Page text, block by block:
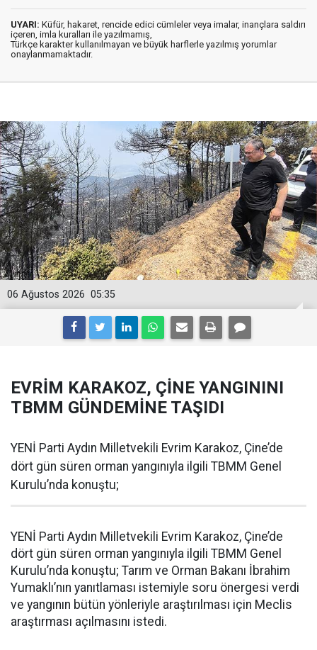
UYARI: Küfür, hakaret, rencide edici cümleler veya imalar, inançlara saldırı
içeren, imla kuralları ile yazılmamış,
Türkçe karakter kullanılmayan ve büyük harflerle yazılmış yorumlar
onaylanmamaktadır.
05:35
06 Ağustos 2026
EVRİM KARAKOZ, ÇİNE YANGININI
TBMM GÜNDEMİNE TAŞIDI
YENİ Parti Aydın Milletvekili Evrim Karakoz, Çine’de
dört gün süren orman yangınıyla ilgili TBMM Genel
Kurulu’nda konuştu;
YENİ Parti Aydın Milletvekili Evrim Karakoz, Çine’de
dört gün süren orman yangınıyla ilgili TBMM Genel
Kurulu’nda konuştu; Tarım ve Orman Bakanı İbrahim
Yumaklı’nın yanıtlaması istemiyle soru önergesi verdi
ve yangının bütün yönleriyle araştırılması için Meclis
araştırması açılmasını istedi.